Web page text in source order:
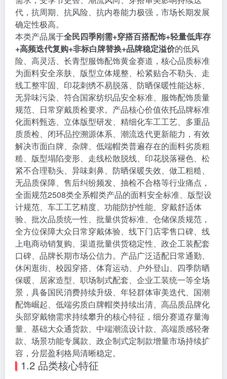
代，抗周期、抗风险、抗内卷能力极强，市场长期发展
确定性极高。
本类产品属于全民四季刚需+穿搭百搭配饰+轻量低库存
+高频迭代复购+非标白牌替换+品牌稳定溢价的低风
险、高灵活、长青型服饰配饰黄金赛道，核心品质标准
为面料安全亲肤、版型立体规整、松紧贴合不勒头、走
线工整牢固、印花刺绣不易脱落、防晒保暖性能达标、
无异味污染、符合国家纺织品安全标准、服饰配饰质量
规范、日常穿戴质检要求。产品核心价值依托品牌标准
化面料甄选、立体版型研发、精细化车工工艺、多重品
质质检、闭环品控溯源体系、潮流迭代更新能力，有效
解决市面白牌、杂牌、低端帽类普遍存在的面料劣质粗
糙、版型塌陷变形、走线松散脱线、印花脱落褪色、松
紧不合理勒头、异味刺鼻、防晒保暖失效、做工粗糙、
无品质保障、售后纠纷频发、抽检不合格等行业痛点，
全面规范2508类全系帽类产品的面料安全标准、版型设
计规范、车工工艺精度、功能防护性能、穿戴舒适体
验、批次品质统一性、批量供货标准、仓储保质规范，
全方位保障大众日常穿戴体验、线下门店零售口碑、线
上电商动销复购、渠道批量供货稳定性、政企工装配套
口碑、品牌长期市场公信力。产品广泛适配日常通勤、
休闲逛街、校园穿搭、体育运动、户外登山、四季防晒
保暖、居家造型、职场制式配套、企业工装统一等全场
景，具备国民消费持续升级、年轻群体审美迭代、国潮
配饰崛起、低端劣质白牌帽类持续出清、高品质品牌化
头部穿戴物需求持续攀升的核心特征，细分赛道存量海
量、基础大众通货款、中端潮流设计款、高端质感轻奢
款、场景功能专属款、政企制式定制款增量市场持续扩
容，分层盈利格局清晰稳定。
1.2 品类核心特征